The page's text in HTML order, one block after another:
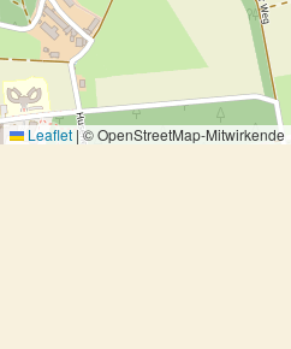
Leaflet |© OpenStreetMap-Mitwirkende